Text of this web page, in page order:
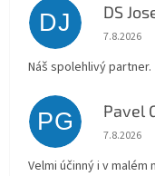
DJ DS
7.8.2026
Náš spolehlivý partner.
PG Pavel
7.8.2026
Velmi účinný i v malém